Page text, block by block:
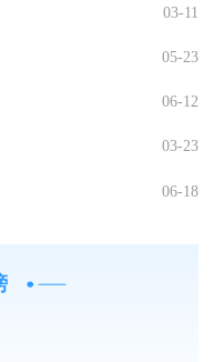
03-11
05-23
06-12
03-23
06-18